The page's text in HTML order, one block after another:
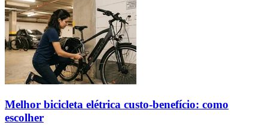
Melhor bicicleta elétrica custo-benefício: como
escolher